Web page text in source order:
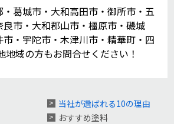
葛城市・大和高田市・御所市・五
市・大和郡山市・橿原市・磯城
・宇陀市・木津川市・精華町・四
地域の方もお問合せください！
当社が選ばれる10の理由
おすすめ塗料